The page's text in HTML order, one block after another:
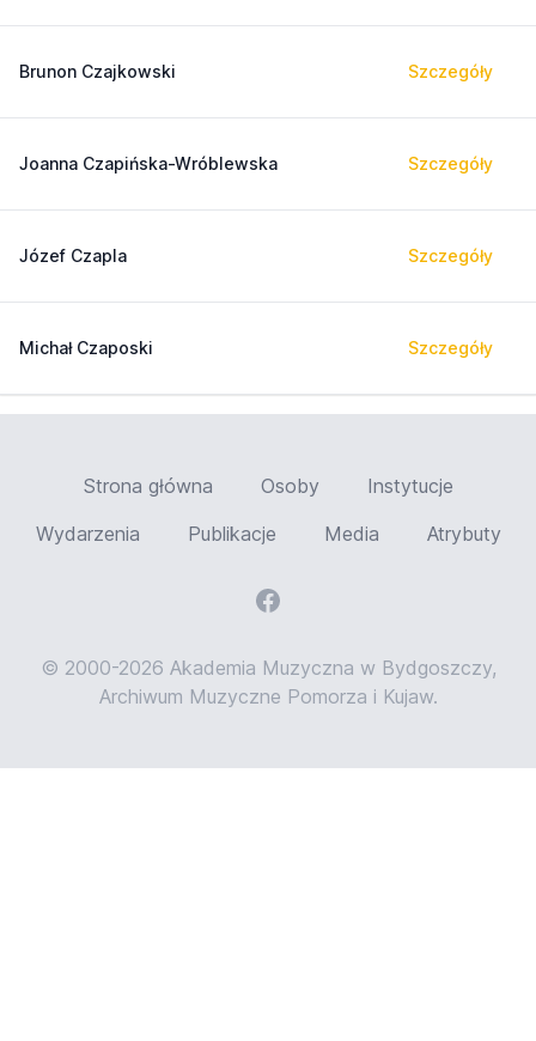
Brunon Czajkowski Szczegóły
Joanna Czapińska-Wróblewska Szczegóły
Józef Czapla Szczegóły
Michał Czaposki Szczegóły
Strona główna Osoby
Instytucje
Wydarzenia
Publikacje Media Atrybuty
© 2000-2026 Akademia Muzyczna w Bydgoszczy,
Archiwum Muzyczne Pomorza i Kujaw.